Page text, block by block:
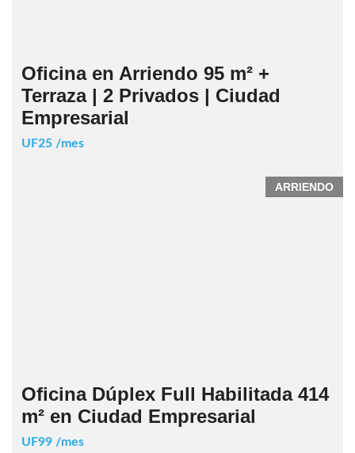
Oficina en Arriendo 95 m² +
Terraza | 2 Privados | Ciudad
Empresarial
UF25 /mes
ARRIENDO
Oficina Dúplex Full Habilitada 414
m² en Ciudad Empresarial
UF99 /mes